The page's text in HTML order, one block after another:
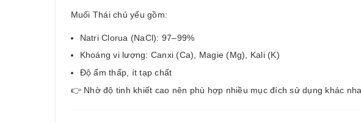
Muối Thái chủ yếu gồm:
Natri Clorua (NaCl): 97–99%
Khoáng vi lượng: Canxi (Ca), Magie (Mg), Kali (K)
Độ ẩm thấp, ít tạp chất
👉 Nhờ độ tinh khiết cao nên phù hợp nhiều mục đích sử dụng khác